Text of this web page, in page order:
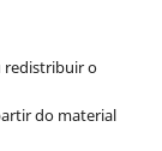
redistribuir o
do material